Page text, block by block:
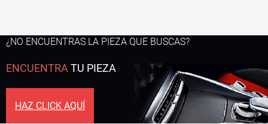
¿NO ENCUENTRAS LA PIEZA QUE BUSCAS?
ENCUENTRATU PIEZA
HAZ CLICK AQUÍ